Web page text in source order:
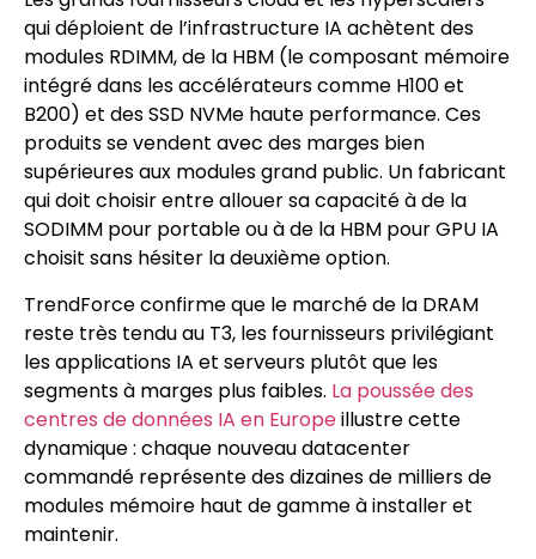
qui déploient de l’infrastructure IA achètent des
modules RDIMM, de la HBM (le composant mémoire
intégré dans les accélérateurs comme H100 et
B200) et des SSD NVMe haute performance. Ces
produits se vendent avec des marges bien
supérieures aux modules grand public. Un fabricant
qui doit choisir entre allouer sa capacité à de la
SODIMM pour portable ou à de la HBM pour GPU IA
choisit sans hésiter la deuxième option.
TrendForce confirme que le marché de la DRAM
reste très tendu au T3, les fournisseurs privilégiant
les applications IA et serveurs plutôt que les
segments à marges plus faibles. La poussée des
centres de données IA en Europeillustre cette
dynamique : chaque nouveau datacenter
commandé représente des dizaines de milliers de
modules mémoire haut de gamme à installer et
maintenir.